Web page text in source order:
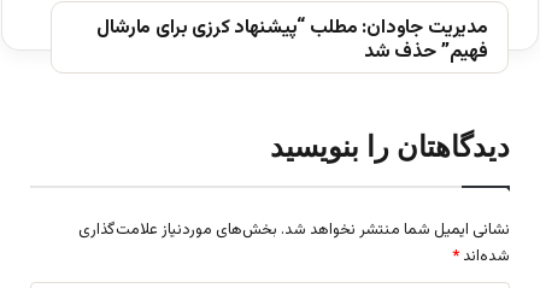
مدیریت جاودان: مطلب “پیشنهاد کرزی برای مارشال
فهیم” حذف شد
دیدگاهتان را بنویسید
نشانی ایمیل شما منتشر نخواهد شد. بخش‌های موردنیاز علامت‌گذاری
شده‌اند *